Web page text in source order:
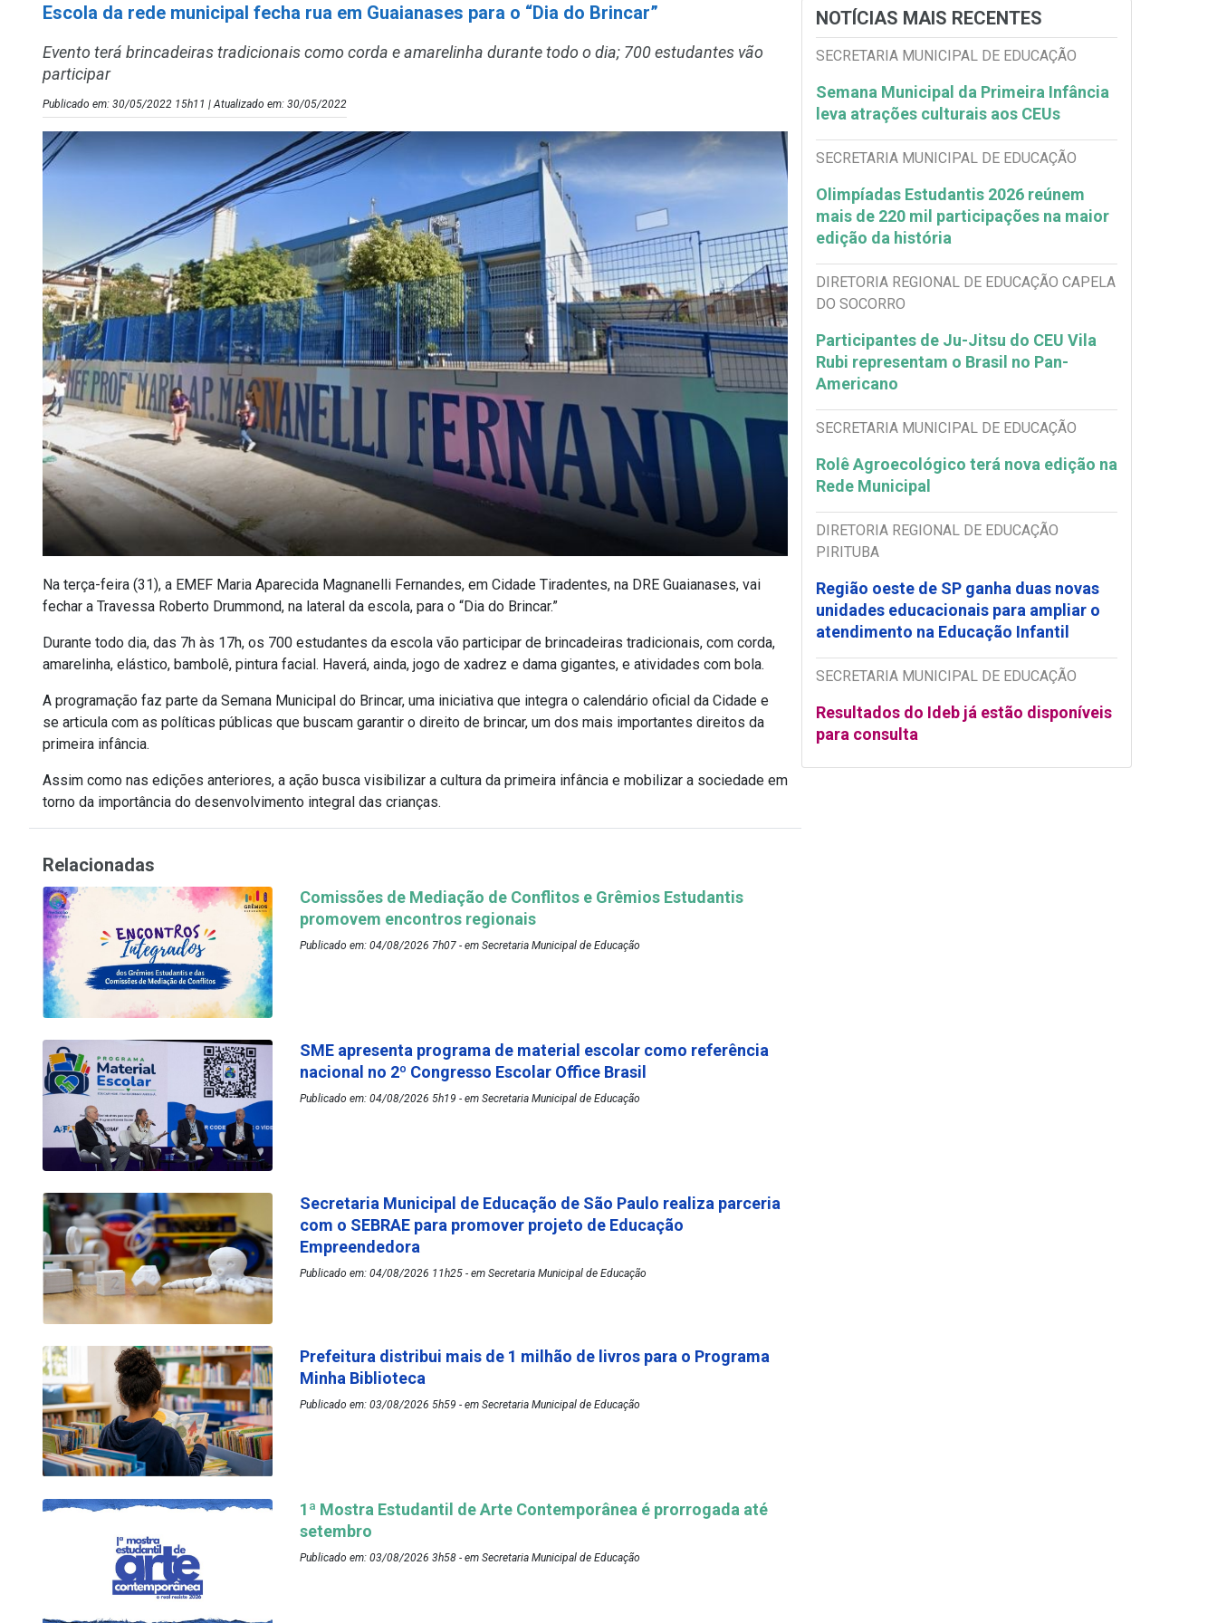
Escola da rede municipal fecha rua em Guaianases para o “Dia do Brincar”
Evento terá brincadeiras tradicionais como corda e amarelinha durante todo o dia; 700 estudantes vão
participar
Publicado em: 30/05/2022 15h11 | Atualizado em: 30/05/2022
Na terça-feira (31), a EMEF Maria Aparecida Magnanelli Fernandes, em Cidade Tiradentes, na DRE Guaianases, vai
fechar a Travessa Roberto Drummond, na lateral da escola, para o “Dia do Brincar.”
Durante todo dia, das 7h às 17h, os 700 estudantes da escola vão participar de brincadeiras tradicionais, com corda,
amarelinha, elástico, bambolê, pintura facial. Haverá, ainda, jogo de xadrez e dama gigantes, e atividades com bola.
A programação faz parte da Semana Municipal do Brincar, uma iniciativa que integra o calendário oficial da Cidade e
se articula com as políticas públicas que buscam garantir o direito de brincar, um dos mais importantes direitos da
primeira infância.
Assim como nas edições anteriores, a ação busca visibilizar a cultura da primeira infância e mobilizar a sociedade em
torno da importância do desenvolvimento integral das crianças.
NOTÍCIAS MAIS RECENTES
SECRETARIA MUNICIPAL DE EDUCAÇÃO
Semana Municipal da Primeira Infância
leva atrações culturais aos CEUs
SECRETARIA MUNICIPAL DE EDUCAÇÃO
Olimpíadas Estudantis 2026 reúnem
mais de 220 mil participações na maior
edição da história
DIRETORIA REGIONAL DE EDUCAÇÃO CAPELA
DO SOCORRO
Participantes de Ju-Jitsu do CEU Vila
Rubi representam o Brasil no Pan-
Americano
SECRETARIA MUNICIPAL DE EDUCAÇÃO
Rolê Agroecológico terá nova edição na
Rede Municipal
DIRETORIA REGIONAL DE EDUCAÇÃO
PIRITUBA
Região oeste de SP ganha duas novas
unidades educacionais para ampliar o
atendimento na Educação Infantil
SECRETARIA MUNICIPAL DE EDUCAÇÃO
Resultados do Ideb já estão disponíveis
para consulta
Relacionadas
Comissões de Mediação de Conflitos e Grêmios Estudantis
promovem encontros regionais
Publicado em: 04/08/2026 7h07 - em Secretaria Municipal de Educação
SME apresenta programa de material escolar como referência
nacional no 2º Congresso Escolar Office Brasil
Publicado em: 04/08/2026 5h19 - em Secretaria Municipal de Educação
Secretaria Municipal de Educação de São Paulo realiza parceria
com o SEBRAE para promover projeto de Educação
Empreendedora
Publicado em: 04/08/2026 11h25 - em Secretaria Municipal de Educação
Prefeitura distribui mais de 1 milhão de livros para o Programa
Minha Biblioteca
Publicado em: 03/08/2026 5h59 - em Secretaria Municipal de Educação
1ª Mostra Estudantil de Arte Contemporânea é prorrogada até
setembro
Publicado em: 03/08/2026 3h58 - em Secretaria Municipal de Educação